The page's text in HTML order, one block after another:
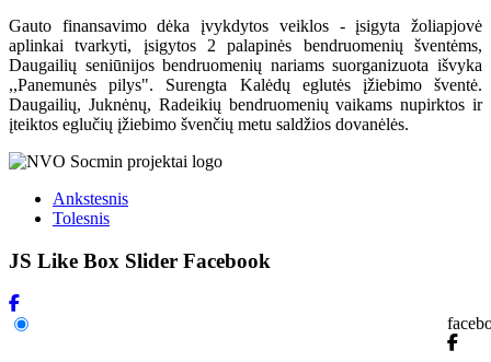
Gauto finansavimo dėka įvykdytos veiklos - įsigyta žoliapjovė
aplinkai tvarkyti, įsigytos 2 palapinės bendruomenių šventėms,
Daugailių seniūnijos bendruomenių nariams suorganizuota išvyka
,,Panemunės pilys". Surengta Kalėdų eglutės įžiebimo šventė.
Daugailių, Juknėnų, Radeikių bendruomenių vaikams nupirktos ir
įteiktos eglučių įžiebimo švenčių metu saldžios dovanėlės.
Ankstesnis
Tolesnis
JS Like Box Slider Facebook